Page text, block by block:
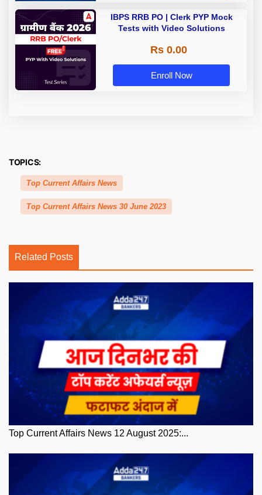
IBPS RRB PO | Clerk PYP Mock
Tests with Video Solutions
Rs 0.00
Enroll Now
TOPICS:
Top Current Affairs News
Top Current Affairs News 30 June 2023
Related Posts
Top Current Affairs News 12 August 2025:...